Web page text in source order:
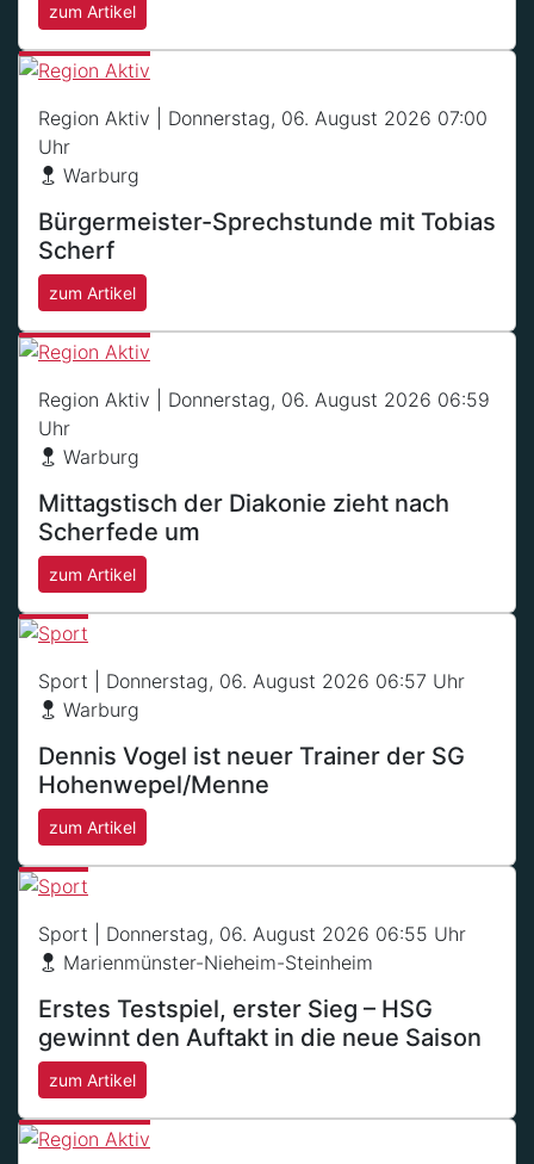
zum Artikel
Region Aktiv
| Donnerstag, 06. August 2026 07:00
Uhr
Warburg
Bürgermeister-Sprechstunde mit Tobias
Scherf
zum Artikel
Region Aktiv
| Donnerstag, 06. August 2026 06:59
Uhr
Warburg
Mittagstisch der Diakonie zieht nach
Scherfede um
zum Artikel
Sport
| Donnerstag, 06. August 2026 06:57 Uhr
Warburg
Dennis Vogel ist neuer Trainer der SG
Hohenwepel/Menne
zum Artikel
Sport
| Donnerstag, 06. August 2026 06:55 Uhr
Marienmünster-Nieheim-Steinheim
Erstes Testspiel, erster Sieg – HSG
gewinnt den Auftakt in die neue Saison
zum Artikel